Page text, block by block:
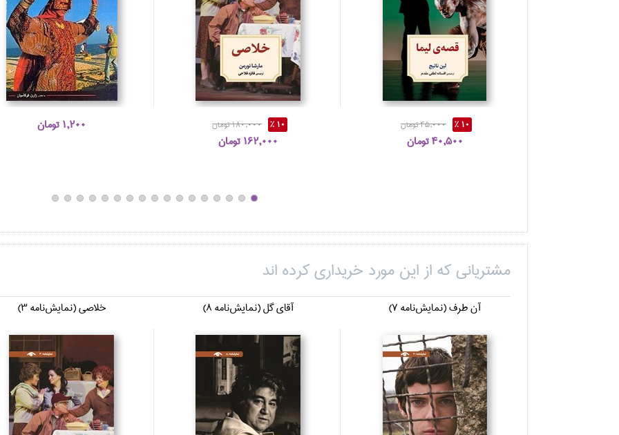
10 % 45,000 تومان
40,500 تومان
10 % 180,000 تومان
162,000 تومان
1,200 تومان
مشتریانی که از این مورد خریداری کرده اند
آن طرف (نمايش‌نامه 7) آقاي گل (نمايش‌نامه 8) خلاصي (نمايش‌نامه 3)